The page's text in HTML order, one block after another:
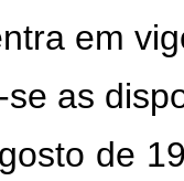
em
se as
de